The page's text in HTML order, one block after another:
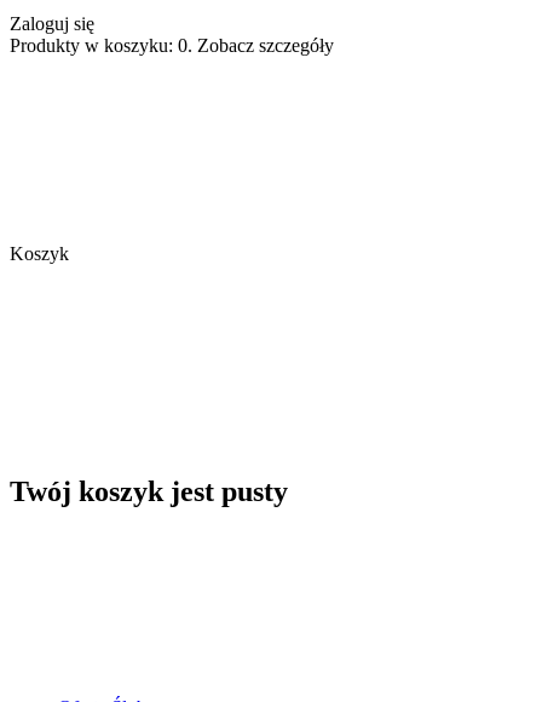
Zaloguj się
Produkty w koszyku: 0. Zobacz szczegóły
Koszyk
Twój koszyk jest pusty